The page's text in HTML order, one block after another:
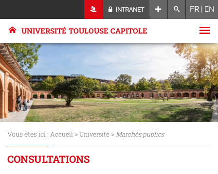
INTRANET FR | EN
UNIVERSITÉ TOULOUSE CAPITOLE
Vous êtes ici : Accueil >Université >Marchés publics
CONSULTATIONS